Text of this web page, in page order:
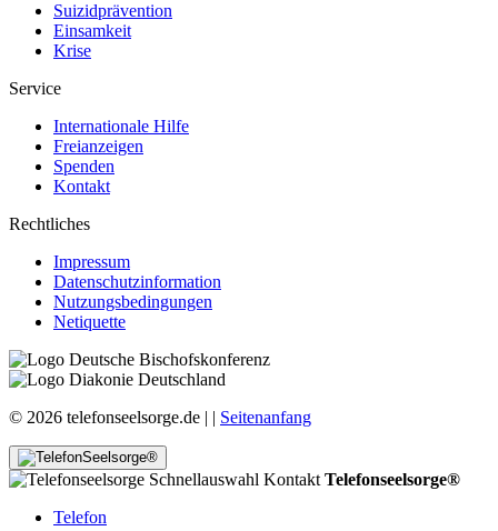
Suizidprävention
Einsamkeit
Krise
Service
Internationale Hilfe
Freianzeigen
Spenden
Kontakt
Rechtliches
Impressum
Datenschutzinformation
Nutzungsbedingungen
Netiquette
© 2026 telefonseelsorge.de | Seitenanfang
Telefonseelsorge®
Telefon